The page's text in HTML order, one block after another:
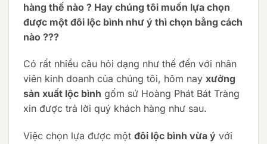
hàng thế nào ? Hay chúng tôi muốn lựa chọn
được một đôi lộc bình như ý thì chọn bằng cách
nào ???
Có rất nhiều câu hỏi dạng như thế đến với nhân
viên kinh doanh của chúng tôi, hôm nay xưởng
sản xuất lộc bình gốm sứ Hoàng Phát Bát Tràng
xin được trả lời quý khách hàng như sau.
Việc chọn lựa được một đôi lộc bình vừa ý với